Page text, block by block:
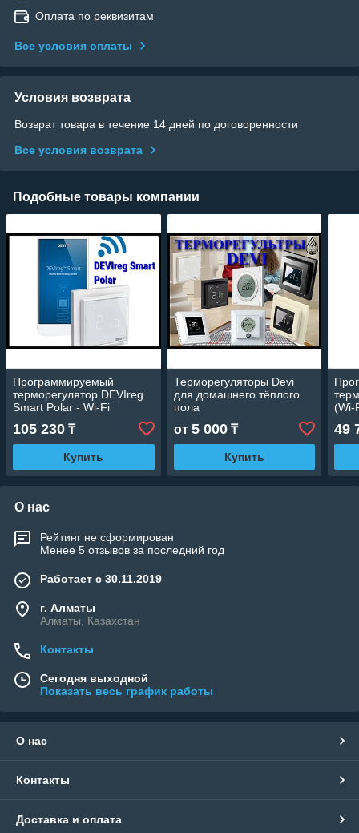
Оплата по реквизитам
Все условия оплаты
Условия возврата
Возврат товара в течение 14 дней по договоренности
Все условия возврата
Подобные товары компании
Программируемый
терморегулятор DEVIreg
Smart Polar - Wi-Fi
105 230 ₸
Купить
Терморегуляторы Devi
для домашнего тёплого
пола
от 5 000₸
Купить
(Wi-
49
О нас
Рейтинг не сформирован
Менее 5 отзывов за последний год
Работает с 30.11.2019
г. Алматы
Алматы, Казахстан
Контакты
Сегодня выходной
Показать весь график работы
О нас
Контакты
Доставка и оплата